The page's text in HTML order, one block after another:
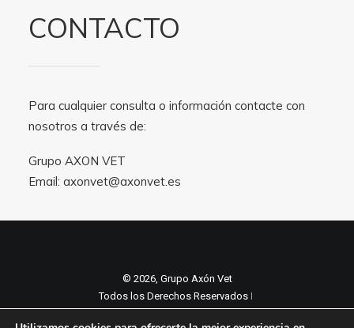
CONTACTO
Para cualquier consulta o información contacte con
nosotros a través de:
Grupo AXON VET
Email: axonvet@axonvet.es
© 2026, Grupo Axón Vet
Todos los Derechos Reservados ǀ